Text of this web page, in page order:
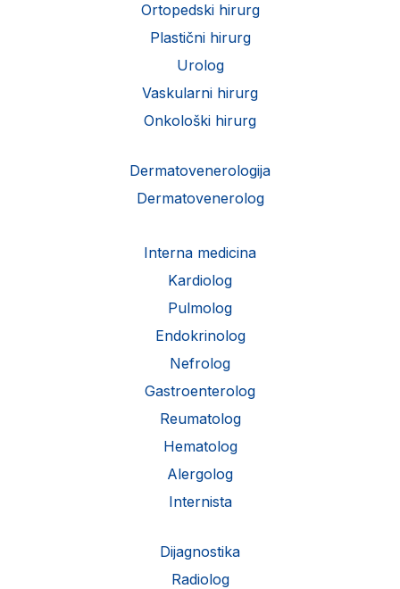
Ortopedski hirurg
Plastični hirurg
Urolog
Vaskularni hirurg
Onkološki hirurg
Dermatovenerologija
Dermatovenerolog
Interna medicina
Kardiolog
Pulmolog
Endokrinolog
Nefrolog
Gastroenterolog
Reumatolog
Hematolog
Alergolog
Internista
Dijagnostika
Radiolog